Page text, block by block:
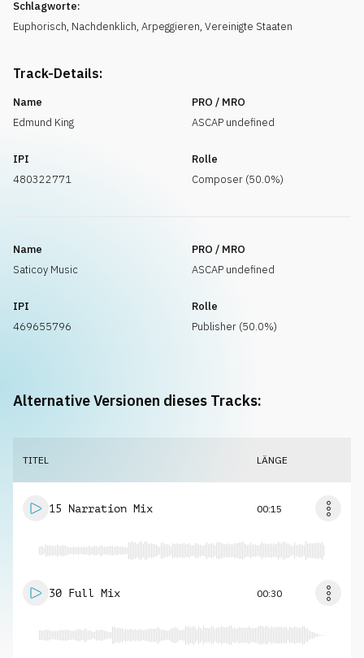
Schlagworte:
Euphorisch, Nachdenklich, Arpeggieren, Vereinigte Staaten
Track-Details:
Name
Edmund King
PRO / MRO
ASCAP undefined
IPI
480322771
Rolle
Composer (50.0%)
Name
Saticoy Music
PRO / MRO
ASCAP undefined
IPI
469655796
Rolle
Publisher (50.0%)
Alternative Versionen dieses Tracks:
TITEL LÄNGE
15 Narration Mix 00:15
30 Full Mix 00:30